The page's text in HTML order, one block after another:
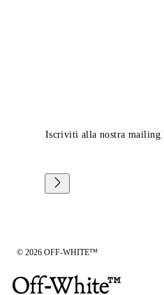
Iscriviti alla nostra mailing
© 2026 OFF-WHITE™